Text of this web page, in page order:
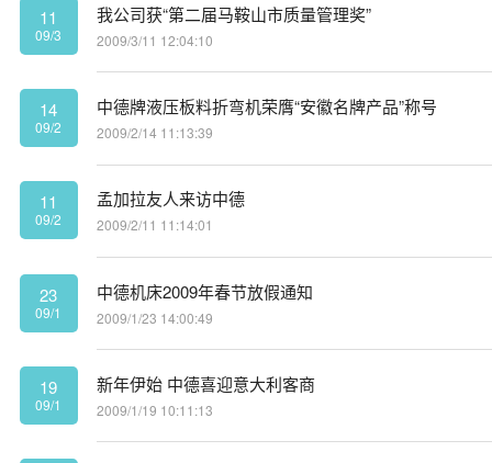
11
09/3
我公司获“第二届马鞍山市质量管理奖”
2009/3/11 12:04:10
14
09/2
中德牌液压板料折弯机荣膺“安徽名牌产品”称号
2009/2/14 11:13:39
11
09/2
孟加拉友人来访中德
2009/2/11 11:14:01
23
09/1
中德机床2009年春节放假通知
2009/1/23 14:00:49
19
09/1
新年伊始 中德喜迎意大利客商
2009/1/19 10:11:13